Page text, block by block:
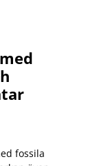
fossila